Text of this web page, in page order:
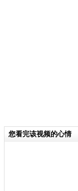
您看完该视频的心情